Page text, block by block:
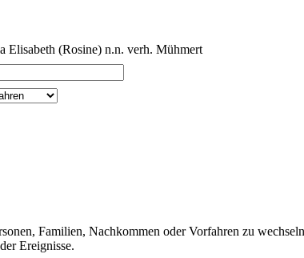
Elisabeth (Rosine) n.n. verh. Mühmert
Familien, Nachkommen oder Vorfahren zu
Ereignisse.